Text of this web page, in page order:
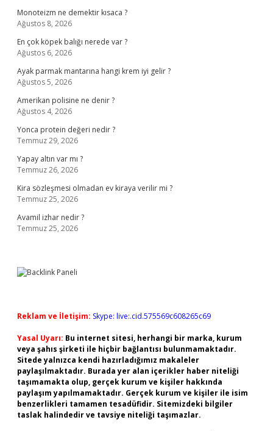
Monoteizm ne demektir kısaca ?
Ağustos 8, 2026
En çok köpek balığı nerede var ?
Ağustos 6, 2026
Ayak parmak mantarına hangi krem iyi gelir ?
Ağustos 5, 2026
Amerikan polisine ne denir ?
Ağustos 4, 2026
Yonca protein değeri nedir ?
Temmuz 29, 2026
Yapay altın var mı ?
Temmuz 26, 2026
Kira sözleşmesi olmadan ev kiraya verilir mi ?
Temmuz 25, 2026
Avamil izhar nedir ?
Temmuz 25, 2026
Reklam ve İletişim: Skype: live:.cid.575569c608265c69
Yasal Uyarı: Bu internet sitesi, herhangi bir marka, kurum
veya şahıs şirketi ile hiçbir bağlantısı bulunmamaktadır.
Sitede yalnızca kendi hazırladığımız makaleler
paylaşılmaktadır. Burada yer alan içerikler haber niteliği
taşımamakta olup, gerçek kurum ve kişiler hakkında
paylaşım yapılmamaktadır. Gerçek kurum ve kişiler ile isim
benzerlikleri tamamen tesadüfidir. Sitemizdeki bilgiler
taslak halindedir ve tavsiye niteliği taşımazlar.